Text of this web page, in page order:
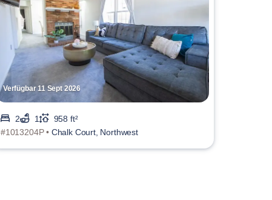
Verfügbar 11 Sept 2026
2 1
958 ft²
#1013204P • Chalk Court, Northwest